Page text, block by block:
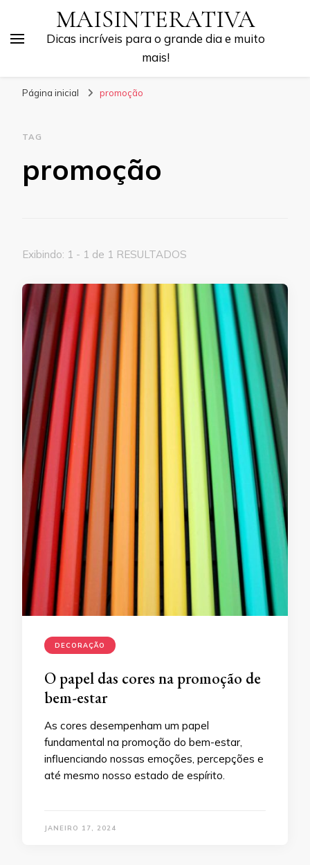
MAISINTERATIVA
Dicas incríveis para o grande dia e muito
mais!
Página inicial promoção
TAG
promoção
Exibindo: 1 - 1 de 1 RESULTADOS
DECORAÇÃO
O papel das cores na promoção de
bem-estar
As cores desempenham um papel
fundamental na promoção do bem-estar,
influenciando nossas emoções, percepções e
até mesmo nosso estado de espírito.
JANEIRO 17, 2024